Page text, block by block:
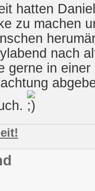
hatten
zu machen
nach
gerne in